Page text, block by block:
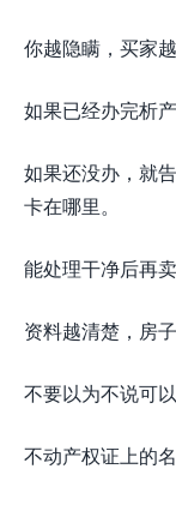
你越隐瞒，买家越
如果已经办完析
如果还没办，就
卡在哪里。
能处理干净后再
资料越清楚，房子
不要以为不说可以
不动产权证上的